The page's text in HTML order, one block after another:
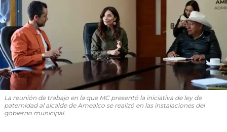
La reunión de trabajo en la que MC presentó la iniciativa de ley de
paternidad al alcalde de Amealco se realizó en las instalaciones del
gobierno municipal.